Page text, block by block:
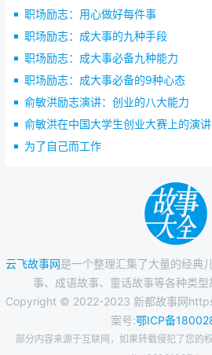
职场励志：用心做好每件事
职场励志：成大事的九种手段
职场励志：成大事必备九种能力
职场励志：成大事必备的9种心态
俞敏洪励志演讲：创业的八大能力
俞敏洪在中国大学生创业大赛上的演讲
为了自己而工作
云飞故事网是一个整理汇集了大量的经典
事、成语故事、童话故事等各种类型
Copyright © 2022-2023 新都故事网
案号:鄂ICP备
部分内容来源于互联网，如果转载侵犯了您的